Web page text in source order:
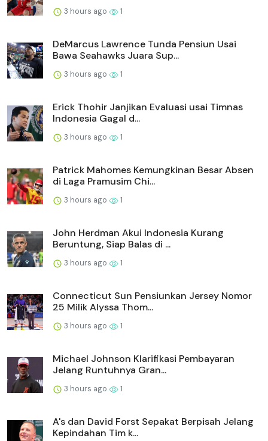
3 hours ago 1
DeMarcus Lawrence Tunda Pensiun Usai
Bawa Seahawks Juara Sup...
3 hours ago 1
Erick Thohir Janjikan Evaluasi usai Timnas
Indonesia Gagal d...
3 hours ago 1
Patrick Mahomes Kemungkinan Besar Absen
di Laga Pramusim Chi...
3 hours ago 1
John Herdman Akui Indonesia Kurang
Beruntung, Siap Balas di ...
3 hours ago 1
Connecticut Sun Pensiunkan Jersey Nomor
25 Milik Alyssa Thom...
3 hours ago 1
Michael Johnson Klarifikasi Pembayaran
Jelang Runtuhnya Gran...
3 hours ago 1
A's dan David Forst Sepakat Berpisah Jelang
Kepindahan Tim k...